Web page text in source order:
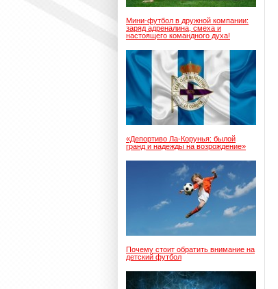
Мини-футбол в дружной компании:
заряд адреналина, смеха и
настоящего командного духа!
«Депортиво Ла-Корунья: былой
гранд и надежды на возрождение»
Почему стоит обратить внимание на
детский футбол